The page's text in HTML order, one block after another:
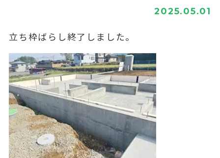
2025.05.01
立ち枠ばらし終了しました。